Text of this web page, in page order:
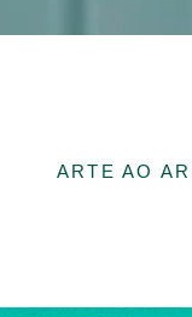
ARTE AO